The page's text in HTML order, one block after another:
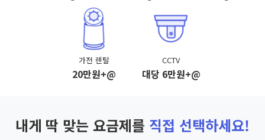
가전 렌탈
20만원+@
CCTV
대당 6만원+@
내게 딱 맞는 요금제를 직접 선택하세요!